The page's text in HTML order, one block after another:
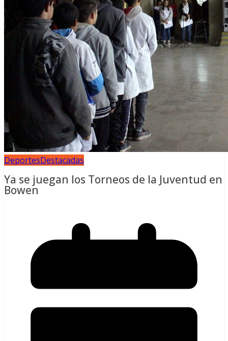
DeportesDestacadas
Ya se juegan los Torneos de la Juventud en
Bowen